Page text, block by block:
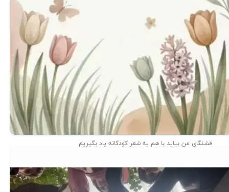
قشنگای من بيايد با هم یه شعر کودکانه ياد بگیریم